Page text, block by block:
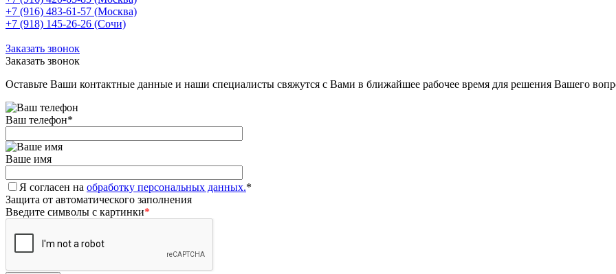
+7 (916) 483-61-57 (Москва)
+7 (918) 145-26-26 (Сочи)
Заказать звонок
Заказать звонок
Оставьте Ваши контактные данные и наши специалисты свяжутся с Вами в ближайшее рабочее время для решения Вашего
Ваш телефон*
Ваше имя
Я согласен на обработку персональных данных.*
Защита от автоматического заполнения
Введите символы с картинки*